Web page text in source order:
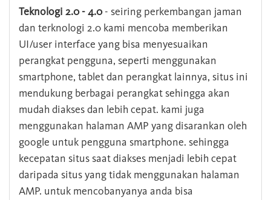
Teknologi 2.0 - 4.0- seiring perkembangan jaman
dan terknologi 2.0 kami mencoba memberikan
UI/user interface yang bisa menyesuaikan
perangkat pengguna, seperti menggunakan
smartphone, tablet dan perangkat lainnya, situs ini
mendukung berbagai perangkat sehingga akan
mudah diakses dan lebih cepat. kami juga
menggunakan halaman AMP yang disarankan oleh
google untuk pengguna smartphone. sehingga
kecepatan situs saat diakses menjadi lebih cepat
daripada situs yang tidak menggunakan halaman
AMP. untuk mencobanyanya anda bisa